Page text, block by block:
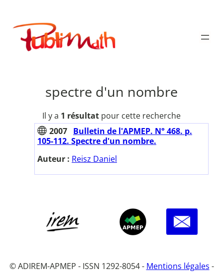
contenu
Publimath
spectre d'un nombre
Il y a 1 résultat pour cette recherche
2007 Bulletin de l'APMEP. N° 468. p.
105-112. Spectre d'un nombre.
Auteur : Reisz Daniel
© ADIREM-APMEP - ISSN 1292-8054 - Mentions légales -